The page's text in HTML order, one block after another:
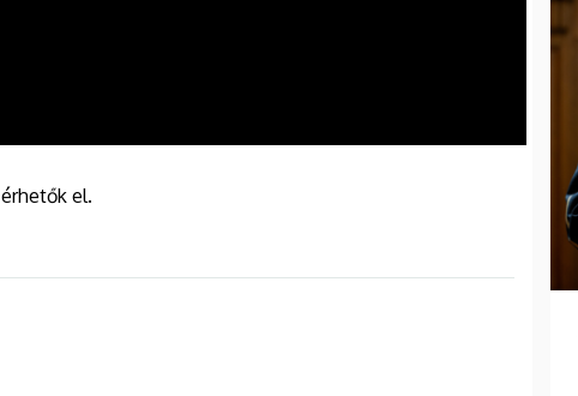
érhetők el.